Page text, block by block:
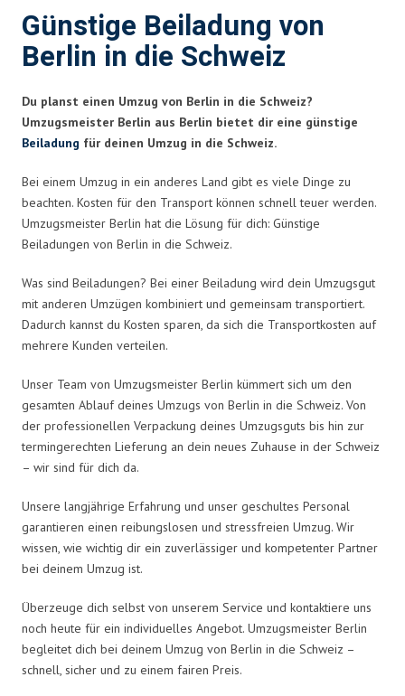
Günstige Beiladung von
Berlin in die Schweiz
Du planst einen Umzug von Berlin in die Schweiz?
Umzugsmeister Berlin aus Berlin bietet dir eine günstige
Beiladung für deinen Umzug in die Schweiz.
Bei einem Umzug in ein anderes Land gibt es viele Dinge zu
beachten. Kosten für den Transport können schnell teuer werden.
Umzugsmeister Berlin hat die Lösung für dich: Günstige
Beiladungen von Berlin in die Schweiz.
Was sind Beiladungen? Bei einer Beiladung wird dein Umzugsgut
mit anderen Umzügen kombiniert und gemeinsam transportiert.
Dadurch kannst du Kosten sparen, da sich die Transportkosten auf
mehrere Kunden verteilen.
Unser Team von Umzugsmeister Berlin kümmert sich um den
gesamten Ablauf deines Umzugs von Berlin in die Schweiz. Von
der professionellen Verpackung deines Umzugsguts bis hin zur
termingerechten Lieferung an dein neues Zuhause in der Schweiz
– wir sind für dich da.
Unsere langjährige Erfahrung und unser geschultes Personal
garantieren einen reibungslosen und stressfreien Umzug. Wir
wissen, wie wichtig dir ein zuverlässiger und kompetenter Partner
bei deinem Umzug ist.
Überzeuge dich selbst von unserem Service und kontaktiere uns
noch heute für ein individuelles Angebot. Umzugsmeister Berlin
begleitet dich bei deinem Umzug von Berlin in die Schweiz –
schnell, sicher und zu einem fairen Preis.